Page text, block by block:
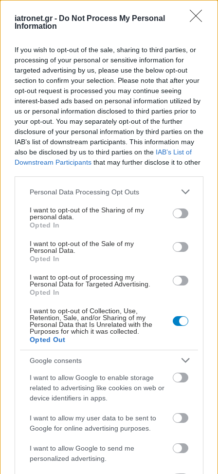
iatronet.gr - Do Not Process My Personal
Information
If you wish to opt-out of the sale, sharing to third parties, or
processing of your personal or sensitive information for
targeted advertising by us, please use the below opt-out
section to confirm your selection. Please note that after your
opt-out request is processed you may continue seeing
interest-based ads based on personal information utilized by
us or personal information disclosed to third parties prior to
your opt-out. You may separately opt-out of the further
disclosure of your personal information by third parties on the
IAB’s list of downstream participants. This information may
also be disclosed by us to third parties on the IAB’s List of
Downstream Participants that may further disclose it to other
Please note that this website/app uses one or more Google
not limited to your visit or usage behaviour. You may click to
grant or deny consent to Google and its third-party tags to
use your data for below specified purposes in below Google
consent section.
Personal Data Processing Opt Outs
I want to opt-out of the Sharing of my
personal data.
Opted In
I want to opt-out of the Sale of my
Personal Data.
Opted In
I want to opt-out of processing my
Personal Data for Targeted Advertising.
Opted In
I want to opt-out of Collection, Use,
Retention, Sale, and/or Sharing of my
Personal Data that Is Unrelated with the
Purposes for which it was collected.
Opted Out
Google consents
I want to allow Google to enable storage
related to advertising like cookies on web or
device identifiers in apps.
I want to allow my user data to be sent to
Google for online advertising purposes.
I want to allow Google to send me
personalized advertising.
ΜΠΕΙΤΕ ΣΤΗ ΣΥΖΗΤΗΣΗ
Loading...